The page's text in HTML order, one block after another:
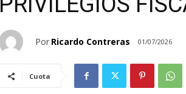
Por Ricardo Contreras 01/07/2026
Cuota